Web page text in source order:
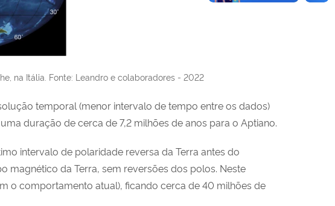
na Itália. Fonte: Leandro e colaboradores - 2022
temporal (menor intervalo de tempo entre os dados)
duração de cerca de 7,2 milhões de anos para o Aptiano.
intervalo de polaridade reversa da Terra antes do
magnético da Terra, sem reversões dos polos. Neste
o comportamento atual), ficando cerca de 40 milhões de